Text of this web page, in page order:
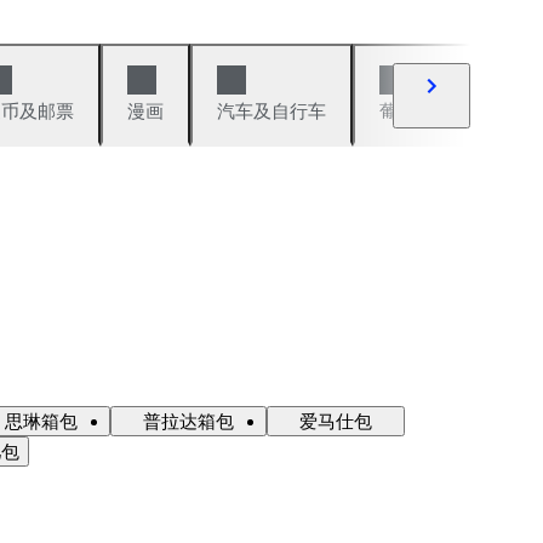
及邮票 漫画 汽车及自行车 葡萄酒及烈性酒
思琳箱包 普拉达箱包
爱马仕包